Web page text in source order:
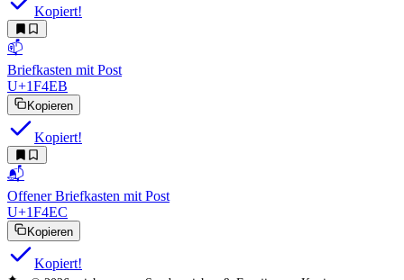
Kopiert!
📫
Briefkasten mit Post
U+1F4EB
Kopieren
Kopiert!
📬
Offener Briefkasten mit Post
U+1F4EC
Kopieren
Kopiert!